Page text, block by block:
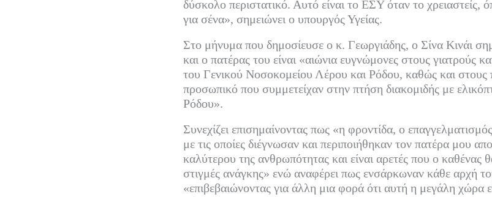
δύσκολο περιστατικό. Αυτό είναι το ΕΣΥ όταν το χρειαστείς,
για σένα», σημειώνει ο υπουργός Υγείας.
Στο μήνυμα που δημοσίευσε ο κ. Γεωργιάδης, ο Σίνα Κινάι
και ο πατέρας του είναι «αιώνια ευγνώμονες στους γιατρούς
του Γενικού Νοσοκομείου Λέρου και Ρόδου, καθώς και στους
προσωπικό που συμμετείχαν στην πτήση διακομιδής με
Ρόδου».
Συνεχίζει επισημαίνοντας πως «η φροντίδα, ο
με τις οποίες διέγνωσαν και περιποιήθηκαν τον πατέρα μου
καλύτερου της ανθρωπότητας και είναι αρετές που ο καθένας
στιγμές ανάγκης» ενώ αναφέρει πως ενσάρκωναν κάθε αρχή
«επιβεβαιώνοντας για άλλη μια φορά ότι αυτή η μεγάλη χώρα